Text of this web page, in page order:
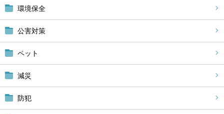
環境保全
公害対策
ペット
減災
防犯